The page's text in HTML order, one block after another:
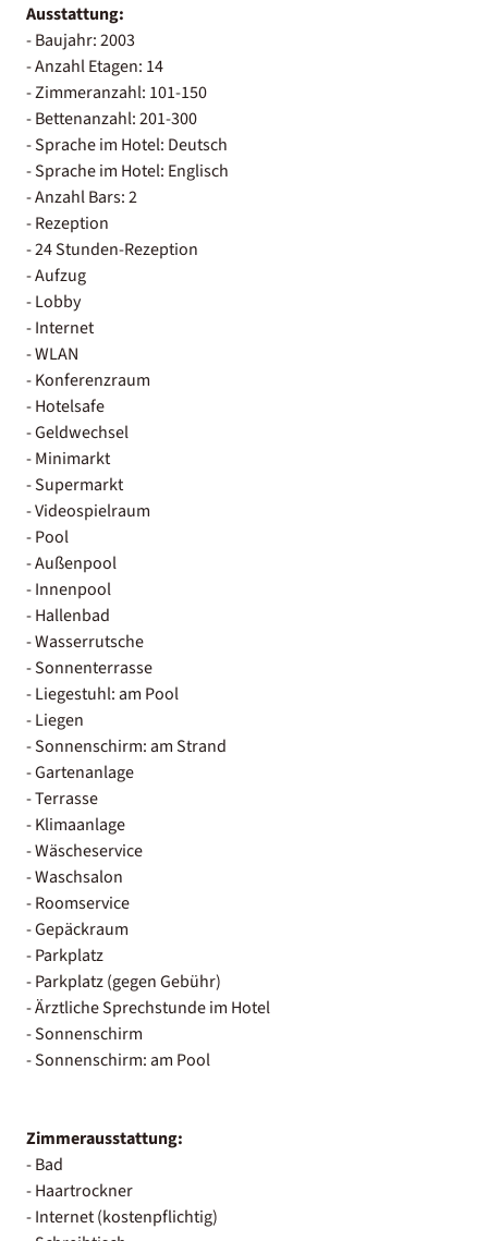
Ausstattung:
- Baujahr: 2003
- Anzahl Etagen: 14
- Zimmeranzahl: 101-150
- Bettenanzahl: 201-300
- Sprache im Hotel: Deutsch
- Sprache im Hotel: Englisch
- Anzahl Bars: 2
- Rezeption
- 24 Stunden-Rezeption
- Aufzug
- Lobby
- Internet
- WLAN
- Konferenzraum
- Hotelsafe
- Geldwechsel
- Minimarkt
- Supermarkt
- Videospielraum
- Pool
- Außenpool
- Innenpool
- Hallenbad
- Wasserrutsche
- Sonnenterrasse
- Liegestuhl: am Pool
- Liegen
- Sonnenschirm: am Strand
- Gartenanlage
- Terrasse
- Klimaanlage
- Wäscheservice
- Waschsalon
- Roomservice
- Gepäckraum
- Parkplatz
- Parkplatz (gegen Gebühr)
- Ärztliche Sprechstunde im Hotel
- Sonnenschirm
- Sonnenschirm: am Pool
Zimmerausstattung:
- Bad
- Haartrockner
- Internet (kostenpflichtig)